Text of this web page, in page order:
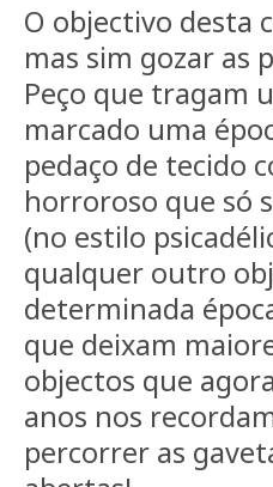
O objectivo desta
mas sim gozar as
Peço que tragam
marcado uma
pedaço de tecido
horroroso que só
(no estilo
qualquer outro
determinada
que deixam
objectos que
anos nos
percorrer as